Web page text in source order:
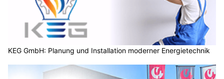
KEG GmbH: Planung und Installation moderner Energietechnik